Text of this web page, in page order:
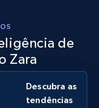
Seller rating,
category, and
Comece agora
de
Zara
Descubra as
tendências